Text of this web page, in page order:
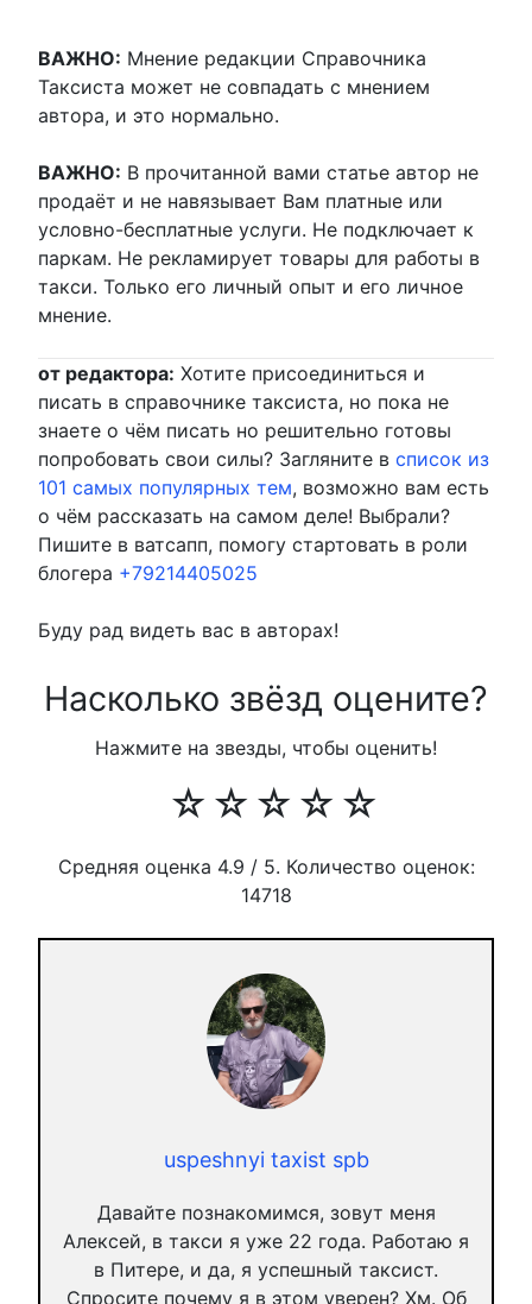
ВАЖНО: Мнение редакции Справочника
Таксиста может не совпадать с мнением
автора, и это нормально.
ВАЖНО: В прочитанной вами статье автор не
продаёт и не навязывает Вам платные или
условно-бесплатные услуги. Не подключает к
паркам. Не рекламирует товары для работы в
такси. Только его личный опыт и его личное
мнение.
от редактора: Хотите присоединиться и
писать в справочнике таксиста, но пока не
знаете о чём писать но решительно готовы
попробовать свои силы? Загляните в список из
101 самых популярных тем, возможно вам есть
о чём рассказать на самом деле! Выбрали?
Пишите в ватсапп, помогу стартовать в роли
блогера +79214405025
Буду рад видеть вас в авторах!
Насколько звёзд оцените?
Нажмите на звезды, чтобы оценить!
☆
☆
☆
☆
☆
Средняя оценка 4.9 / 5. Количество оценок:
14718
uspeshnyi taxist spb
Давайте познакомимся, зовут меня
Алексей, в такси я уже 22 года. Работаю я
в Питере, и да, я успешный таксист.
Спросите почему я в этом уверен? Хм. Об